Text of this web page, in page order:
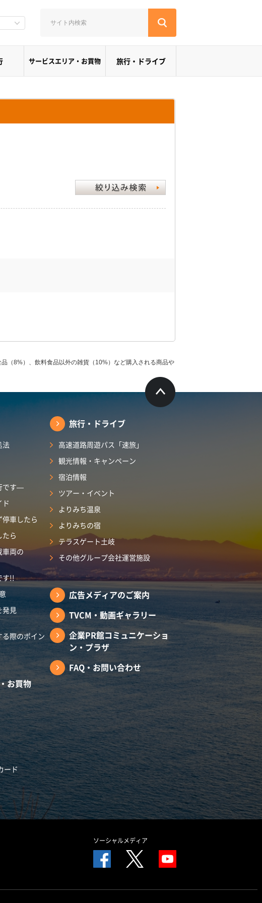
サービスエリア・お買物 旅行・ドライブ
（8%）、飲料食品以外の雑貨（10%）など購入される商品や
法
です―
車したら
ら
車両の
す!!
発見
際のポイン
お買物
ード
旅行・ドライブ
高速道路周遊パス「速旅」
観光情報・キャンペーン
宿泊情報
ツアー・イベント
よりみち温泉
よりみちの宿
テラスゲート土岐
その他グループ会社運営施設
広告メディアのご案内
TVCM・動画ギャラリー
企業PR館コミュニケーショ
ン・プラザ
FAQ・お問い合わせ
ソーシャルメディア